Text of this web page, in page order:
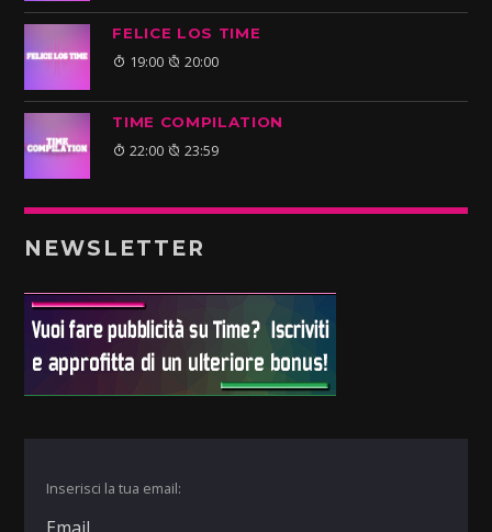
FELICE LOS TIME
19:00 20:00
TIME COMPILATION
22:00 23:59
NEWSLETTER
Inserisci la tua email: